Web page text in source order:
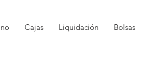
Cajas Liquidación Bolsas